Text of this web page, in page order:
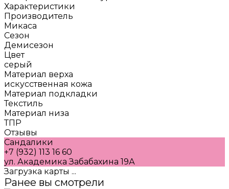
Характеристики
Производитель
Микаса
Сезон
Демисезон
Цвет
серый
Материал верха
искусственная кожа
Материал подкладки
Текстиль
Материал низа
ТПР
Отзывы
Сандалики
+7 (932) 113 16 60
ул. Академика Забабахина 19А
Загрузка карты ...
Ранее вы смотрели